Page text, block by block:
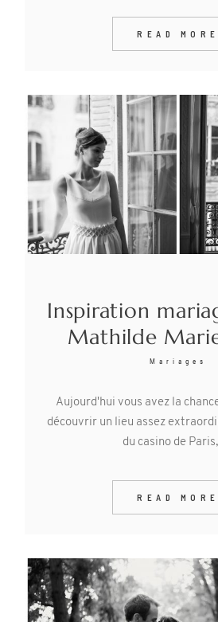
READ MORE
Inspiration
Mathilde
Mariages
Aujourd'hui vous avez la
découvrir un lieu assez
du casino de Paris,
READ MORE